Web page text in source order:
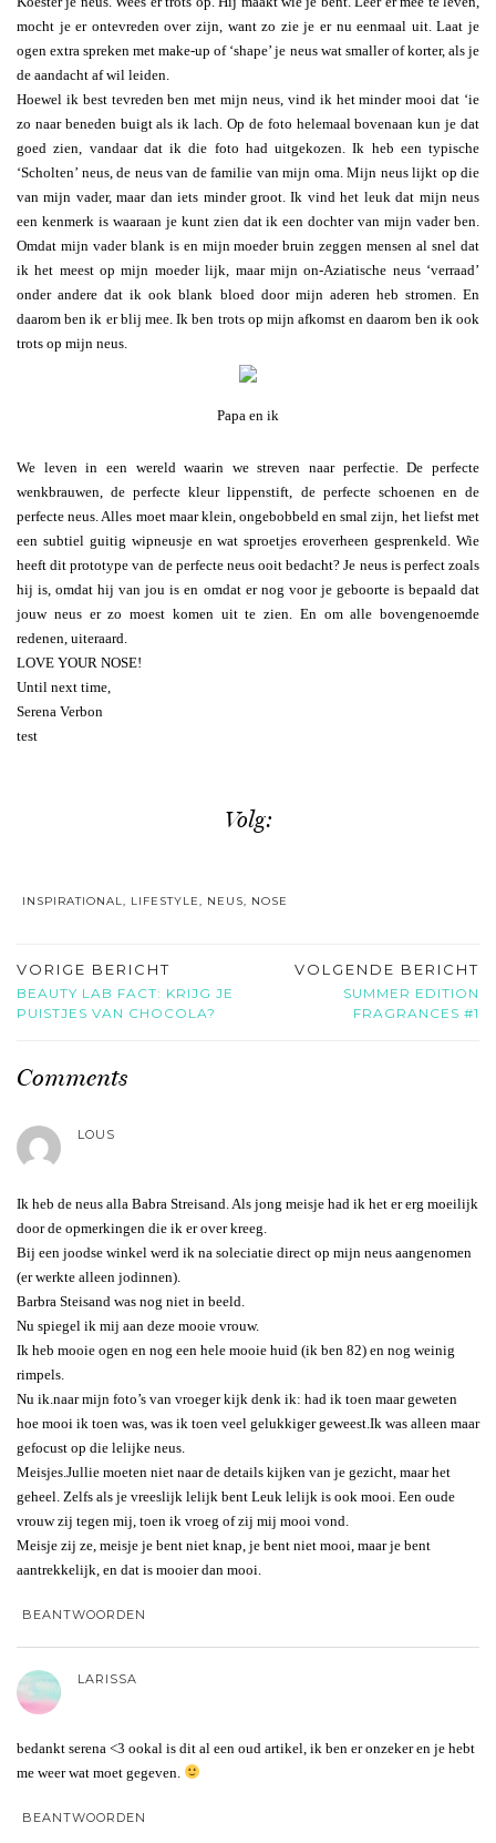
mocht je er ontevreden over zijn, want zo zie je er nu eenmaal uit. Laat je
ogen extra spreken met make-up of ‘shape’ je neus wat smaller of korter, als je
de aandacht af wil leiden.
Hoewel ik best tevreden ben met mijn neus, vind ik het minder mooi dat ‘ie
zo naar beneden buigt als ik lach. Op de foto helemaal bovenaan kun je dat
goed zien, vandaar dat ik die foto had uitgekozen. Ik heb een typische
‘Scholten’ neus, de neus van de familie van mijn oma. Mijn neus lijkt op die
van mijn vader, maar dan iets minder groot. Ik vind het leuk dat mijn neus
een kenmerk is waaraan je kunt zien dat ik een dochter van mijn vader ben.
Omdat mijn vader blank is en mijn moeder bruin zeggen mensen al snel dat
ik het meest op mijn moeder lijk, maar mijn on-Aziatische neus ‘verraad’
onder andere dat ik ook blank bloed door mijn aderen heb stromen. En
daarom ben ik er blij mee. Ik ben trots op mijn afkomst en daarom ben ik ook
trots op mijn neus.
Papa en ik
We leven in een wereld waarin we streven naar perfectie. De perfecte
wenkbrauwen, de perfecte kleur lippenstift, de perfecte schoenen en de
perfecte neus. Alles moet maar klein, ongebobbeld en smal zijn, het liefst met
een subtiel guitig wipneusje en wat sproetjes eroverheen gesprenkeld. Wie
heeft dit prototype van de perfecte neus ooit bedacht? Je neus is perfect zoals
hij is, omdat hij van jou is en omdat er nog voor je geboorte is bepaald dat
jouw neus er zo moest komen uit te zien. En om alle bovengenoemde
redenen, uiteraard.
LOVE YOUR NOSE!
Until next time,
Serena Verbon
test
Volg:
INSPIRATIONAL, LIFESTYLE, NEUS, NOSE
VORIGE BERICHT
BEAUTY LAB FACT: KRIJG JE
PUISTJES VAN CHOCOLA?
VOLGENDE BERICHT
SUMMER EDITION
FRAGRANCES #1
Comments
LOUS
Ik heb de neus alla Babra Streisand. Als jong meisje had ik het er erg moeilijk
door de opmerkingen die ik er over kreeg.
Bij een joodse winkel werd ik na soleciatie direct op mijn neus aangenomen
(er werkte alleen jodinnen).
Barbra Steisand was nog niet in beeld.
Nu spiegel ik mij aan deze mooie vrouw.
Ik heb mooie ogen en nog een hele mooie huid (ik ben 82) en nog weinig
rimpels.
Nu ik.naar mijn foto’s van vroeger kijk denk ik: had ik toen maar geweten
hoe mooi ik toen was, was ik toen veel gelukkiger geweest.Ik was alleen maar
gefocust op die lelijke neus.
Meisjes.Jullie moeten niet naar de details kijken van je gezicht, maar het
geheel. Zelfs als je vreeslijk lelijk bent Leuk lelijk is ook mooi. Een oude
vrouw zij tegen mij, toen ik vroeg of zij mij mooi vond.
Meisje zij ze, meisje je bent niet knap, je bent niet mooi, maar je bent
aantrekkelijk, en dat is mooier dan mooi.
BEANTWOORDEN
LARISSA
bedankt serena <3 ookal is dit al een oud artikel, ik ben er onzeker en je hebt
me weer wat moet gegeven.
BEANTWOORDEN